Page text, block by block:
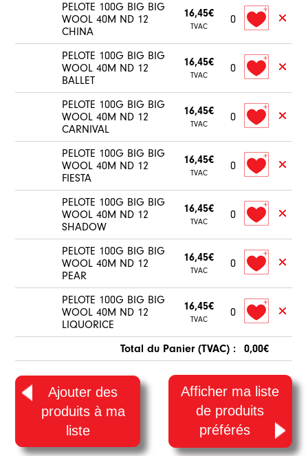
PELOTE 100G BIG BIG
WOOL 40M ND 12
CHINA
16,45€
TVAC
0
PELOTE 100G BIG BIG
WOOL 40M ND 12
BALLET
16,45€
TVAC
0
PELOTE 100G BIG BIG
WOOL 40M ND 12
CARNIVAL
16,45€
TVAC
0
PELOTE 100G BIG BIG
WOOL 40M ND 12
FIESTA
16,45€
TVAC
0
PELOTE 100G BIG BIG
WOOL 40M ND 12
SHADOW
16,45€
TVAC
0
PELOTE 100G BIG BIG
WOOL 40M ND 12
PEAR
16,45€
TVAC
0
PELOTE 100G BIG BIG
WOOL 40M ND 12
LIQUORICE
16,45€
TVAC
0
Total du Panier (TVAC) : 0,00€
Ajouter des
produits à ma
liste
Afficher ma liste
de produits
préférés